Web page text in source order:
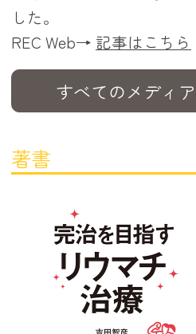
した。
REC Web→ 記事はこちら
すべてのメディ
著書